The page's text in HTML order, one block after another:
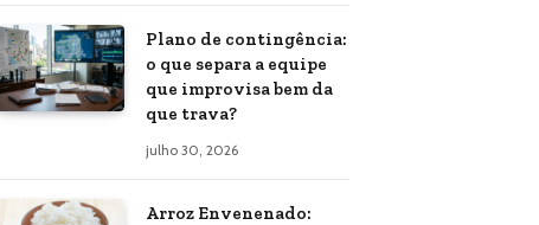
Plano de contingência:
o que separa a equipe
que improvisa bem da
que trava?
julho 30, 2026
Arroz Envenenado: